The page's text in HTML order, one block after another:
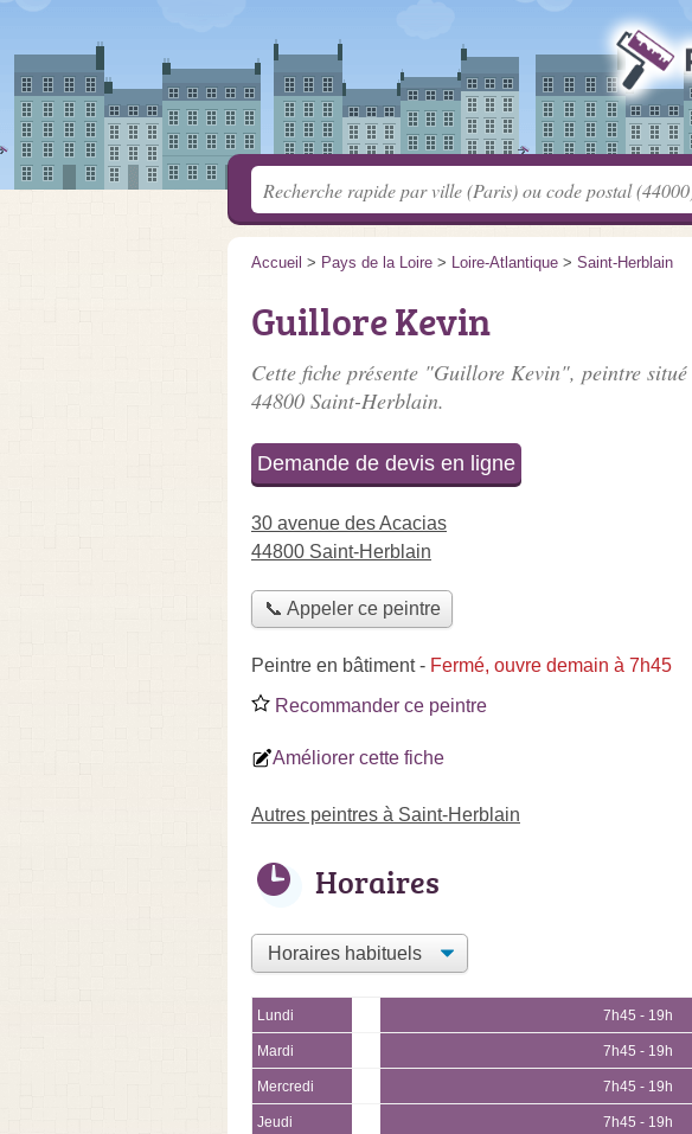
Accueil > Pays de la Loire > Loire-Atlantique > Saint-Herblain
Guillore Kevin
Cette fiche présente "Guillore Kevin", peintre situé
44800 Saint-Herblain.
Demande de devis en ligne
30 avenue des Acacias
44800 Saint-Herblain
📞 Appeler ce peintre
Peintre en bâtiment- Fermé, ouvre demain à 7h45
Recommander ce peintre
Améliorer cette fiche
Autres peintres à Saint-Herblain
Horaires
Lundi 7h45 - 19h
Mardi 7h45 - 19h
Mercredi 7h45 - 19h
Jeudi 7h45 - 19h